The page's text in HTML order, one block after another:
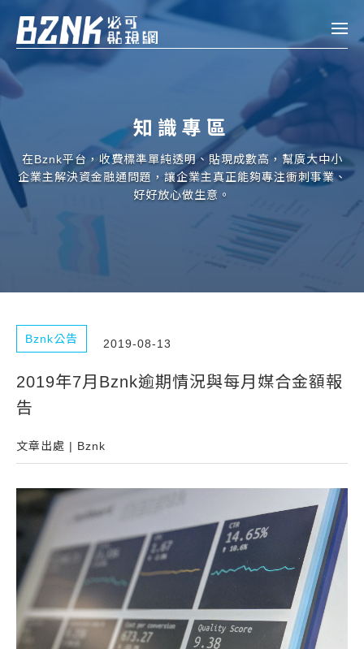
Bznk 必可貼現網
申貸
企業融資
房屋副擔保融資
常見問題
企業專案融資
平台操作
知識專區
平台介紹
註冊 登入
知識專區
在Bznk平台，收費標準單純透明、貼現成數高，幫廣大中小
企業主解決資金融通問題，讓企業主真正能夠專注衝刺事業、
好好放心做生意。
Bznk公告 2019-08-13
2019年7月Bznk逾期情況與每月媒合金額報
告
文章出處 | Bznk